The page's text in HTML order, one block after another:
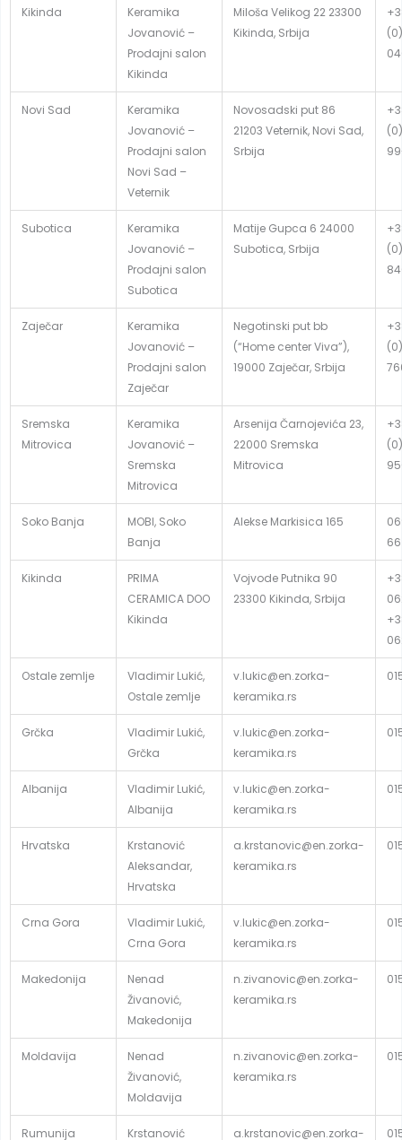
Kikinda
Keramika
Jovanović –
Prodajni salon
Kikinda
Miloša Velikog 22 23300
Kikinda, Srbija
Novi Sad
Keramika
Jovanović –
Prodajni salon
Novi Sad –
Veternik
Novosadski put 86
21203 Veternik, Novi Sad,
Srbija
Subotica
Keramika
Jovanović –
Prodajni salon
Subotica
Matije Gupca 6 24000
Subotica, Srbija
Zaječar
Keramika
Jovanović –
Prodajni salon
Zaječar
Negotinski put bb
(“Home center Viva”),
19000 Zaječar, Srbija
Sremska
Mitrovica
Keramika
Jovanović –
Sremska
Mitrovica
Arsenija Čarnojevića 23,
22000 Sremska
Mitrovica
Soko Banja
MOBI, Soko
Banja
Alekse Markisica 165
66
Kikinda
PRIMA
CERAMICA DOO
Kikinda
Vojvode Putnika 90
23300 Kikinda, Srbija
Ostale zemlje
Vladimir Lukić,
Ostale zemlje
v.lukic@en.zorka-
keramika.rs
Grčka
Vladimir Lukić,
Grčka
v.lukic@en.zorka-
keramika.rs
Albanija
Vladimir Lukić,
Albanija
v.lukic@en.zorka-
keramika.rs
Hrvatska
Krstanović
Aleksandar,
Hrvatska
a.krstanovic@en.zorka-
keramika.rs
Crna Gora
Vladimir Lukić,
Crna Gora
v.lukic@en.zorka-
keramika.rs
Makedonija
Nenad
Živanović,
Makedonija
n.zivanovic@en.zorka-
keramika.rs
Moldavija
Nenad
Živanović,
Moldavija
n.zivanovic@en.zorka-
keramika.rs
Rumunija Krstanović a.krstanovic@en.zorka-